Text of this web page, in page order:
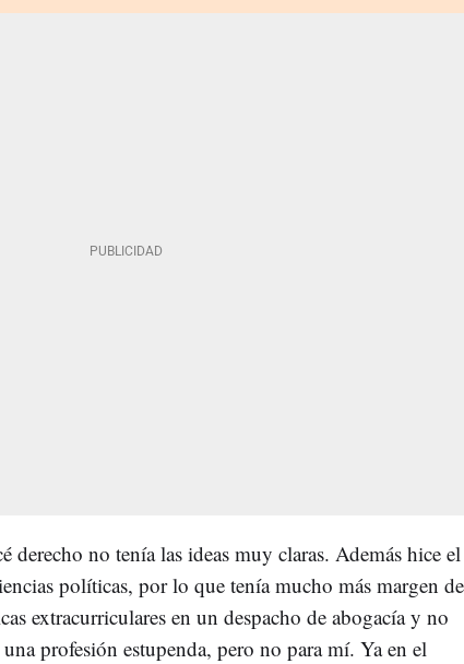
derecho no tenía las ideas muy claras. Además hice el
políticas, por lo que tenía mucho más margen de
extracurriculares en un despacho de abogacía y no
profesión estupenda, pero no para mí. Ya en el